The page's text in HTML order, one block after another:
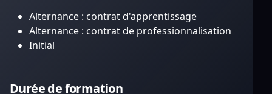
Alternance : contrat d'apprentissage
Alternance : contrat de professionnalisation
Initial
Durée de formation